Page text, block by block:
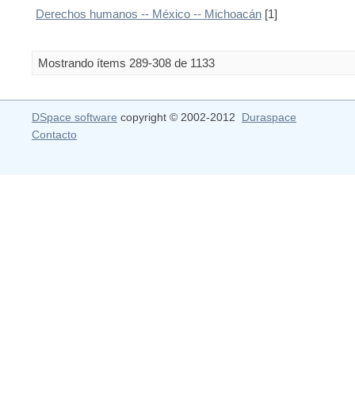
Derechos humanos -- México -- Michoacán [1]
Mostrando ítems 289-308 de 1133
DSpace software copyright © 2002-2012 Duraspace
Contacto